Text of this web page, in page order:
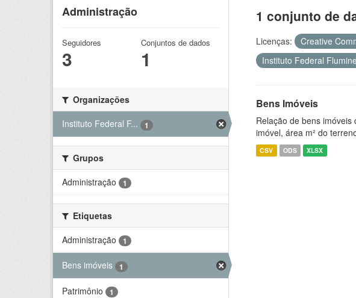
Administração
Seguidores
3
Conjuntos de dados
1
Organizações
Instituto Federal F...
1
Grupos
Administração
1
Etiquetas
Administração
1
Bens imóveis 1
Patrimônio 1
1 conjunto de
Licenças: Creative
Instituto Federal
Bens Imóveis
Relação de bens
imóvel, área m² do
CSV ODS XLSX